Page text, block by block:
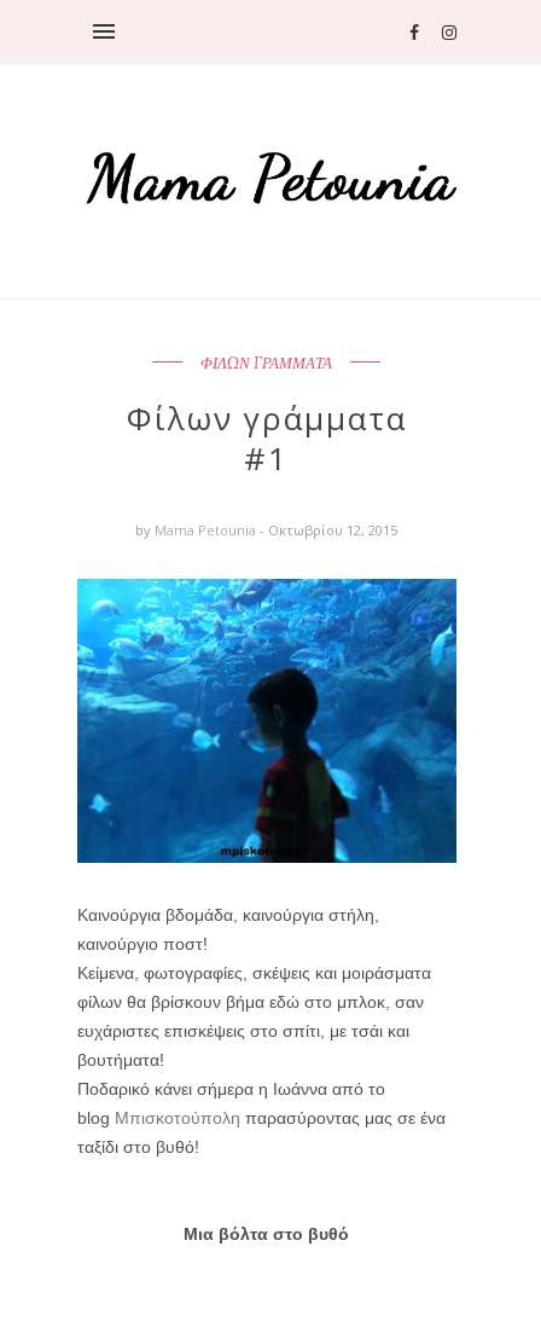
ΦΙΛΩΝ ΓΡΑΜΜΑΤΑ
Φίλων γράμματα
#1
by Mama Petounia- Οκτωβρίου 12, 2015
Καινούργια βδομάδα, καινούργια στήλη,
καινούργιο ποστ!
Κείμενα, φωτογραφίες, σκέψεις και μοιράσματα
φίλων θα βρίσκουν βήμα εδώ στο μπλοκ, σαν
ευχάριστες επισκέψεις στο σπίτι, με τσάι και
βουτήματα!
Ποδαρικό κάνει σήμερα η Ιωάννα από το
blog Μπισκοτούπολη παρασύροντας μας σε ένα
ταξίδι στο βυθό!
Μια βόλτα στο βυθό